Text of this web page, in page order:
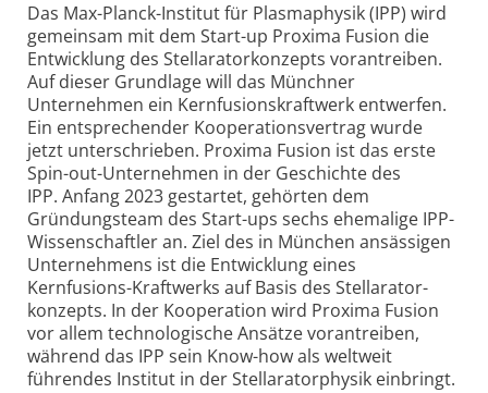
Das Max-Planck-Institut für Plasmaphysik (IPP) wird
gemeinsam mit dem Start-up Proxima Fusion die
Entwicklung des Stellarator­konzepts vorantreiben.
Auf dieser Grundlage will das Münchner
Unternehmen ein Kernfusions­kraftwerk entwerfen.
Ein entsprechender Kooperations­vertrag wurde
jetzt unterschrieben. Proxima Fusion ist das erste
Spin-out-Unternehmen in der Geschichte des
IPP. Anfang 2023 gestartet, gehörten dem
Gründungsteam des Start-ups sechs ehemalige IPP-
Wissen­schaftler an. Ziel des in München ansässigen
Unternehmens ist die Entwicklung eines
Kernfusions-Kraftwerks auf Basis des Stellarator­
konzepts. In der Kooperation wird Proxima Fusion
vor allem techno­logische Ansätze vorantreiben,
während das IPP sein Know-how als weltweit
führendes Institut in der Stellarator­physik einbringt.